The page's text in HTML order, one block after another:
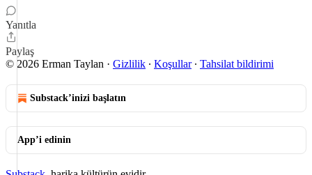
Yanıtla
Paylaş
© 2026 Erman Taylan · Gizlilik ∙ Koşullar∙ Tahsilat bildirimi
Substack’inizi başlatın
App’i edinin